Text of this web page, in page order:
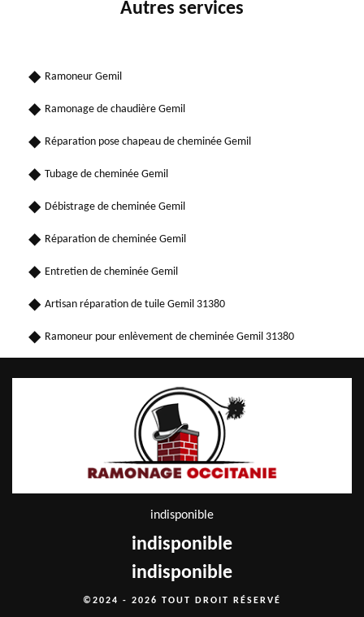
Autres services
Ramoneur Gemil
Ramonage de chaudière Gemil
Réparation pose chapeau de cheminée Gemil
Tubage de cheminée Gemil
Débistrage de cheminée Gemil
Réparation de cheminée Gemil
Entretien de cheminée Gemil
Artisan réparation de tuile Gemil 31380
Ramoneur pour enlèvement de cheminée Gemil 31380
indisponible
indisponible
indisponible
©2024 - 2026 TOUT DROIT RÉSERVÉ